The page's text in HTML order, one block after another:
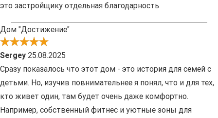
это застройщику отдельная благодарность
Дом "Достижение"
Sergey 25.08.2025
Сразу показалось что этот дом - это история для семей с
детьми. Но, изучив повнимательнее я понял, что и для тех,
кто живет один, там будет очень даже комфортно.
Например, собственный фитнес и уютные зоны для